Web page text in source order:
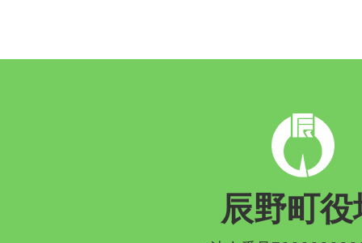
辰
野
町
章
辰野町役